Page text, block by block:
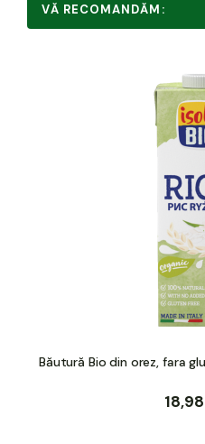
VĂ RECOMANDĂM:
Băutură Bio din orez, fara